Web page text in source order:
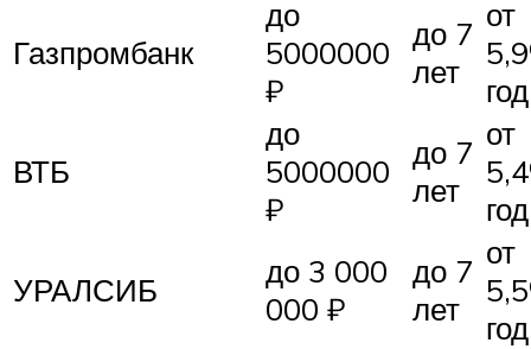
Газпромбанк
до
5000000
₽
до 7
лет
от
год
ВТБ
до
5000000
₽
до 7
лет
от
год
УРАЛСИБ
до 3 000
000 ₽
до 7
лет
от
год